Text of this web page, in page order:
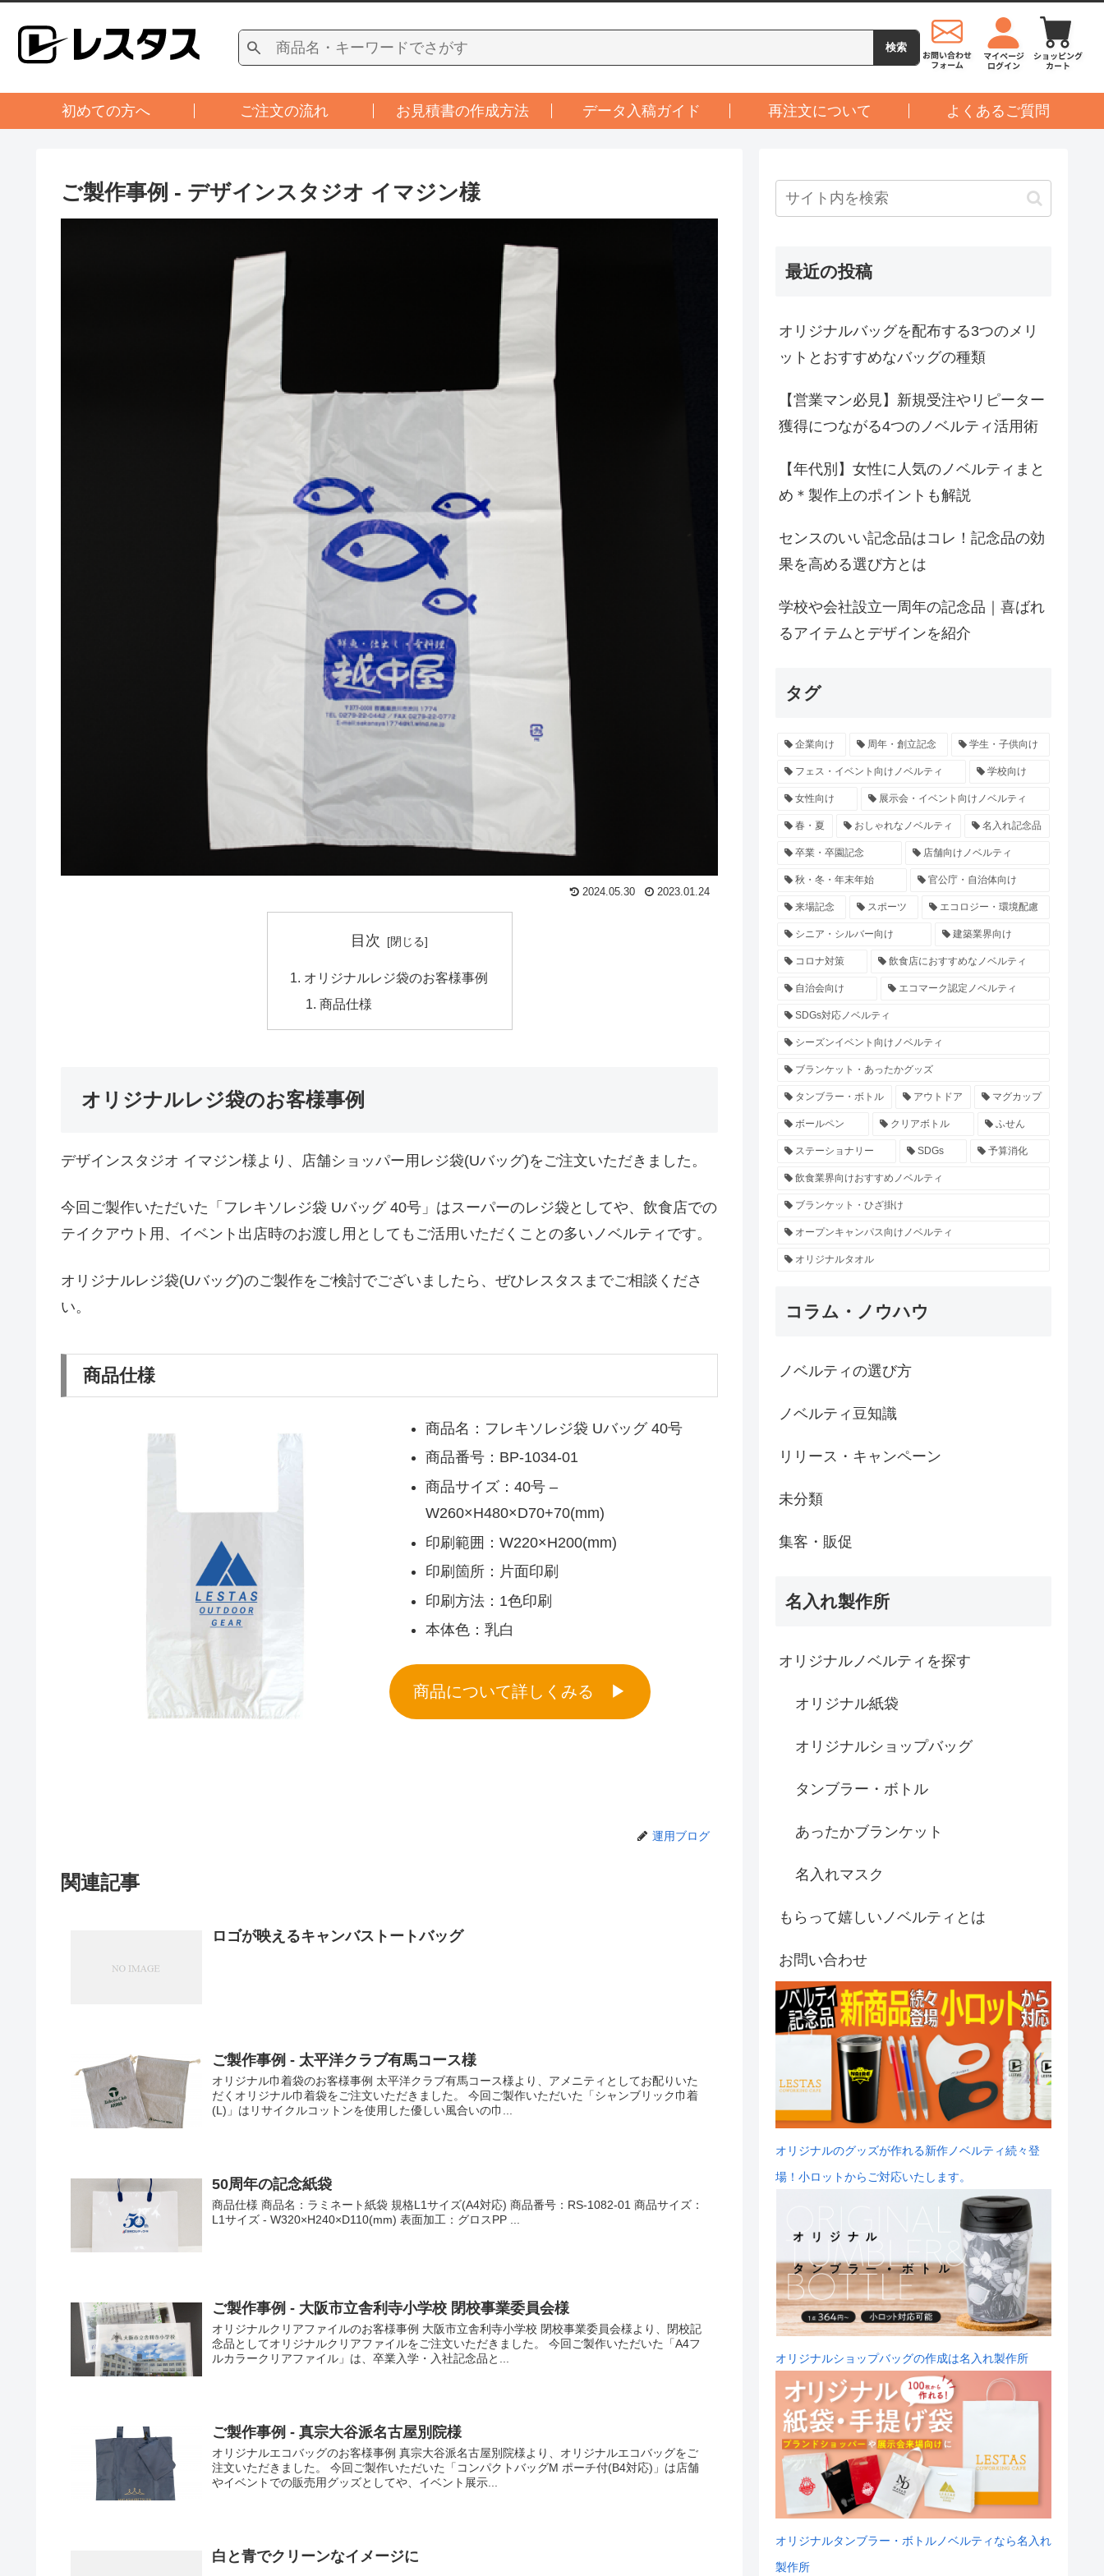
初めての方へ ご注文の流れ お見積書の作成方法 データ入稿ガイド 再注文について よくあるご質問
ご製作事例 - デザインスタジオ イマジン様
2024.05.30 2023.01.24
目次
オリジナルレジ袋のお客様事例
商品仕様
オリジナルレジ袋のお客様事例
デザインスタジオ イマジン様より、店舗ショッパー用レジ袋(Uバッグ)をご注文いただきました。
今回ご製作いただいた「フレキソレジ袋 Uバッグ 40号」はスーパーのレジ袋としてや、飲食店での
テイクアウト用、イベント出店時のお渡し用としてもご活用いただくことの多いノベルティです。
オリジナルレジ袋(Uバッグ)のご製作をご検討でございましたら、ぜひレスタスまでご相談くださ
い。
商品仕様
商品名：フレキソレジ袋 Uバッグ 40号
商品番号：BP-1034-01
商品サイズ：40号 –
W260×H480×D70+70(mm)
印刷範囲：W220×H200(mm)
印刷箇所：片面印刷
印刷方法：1色印刷
本体色：乳白
商品について詳しくみる ▶︎
運用ブログ
関連記事
ロゴが映えるキャンバストートバッグ
ご製作事例 - 太平洋クラブ有馬コース様
オリジナル巾着袋のお客様事例 太平洋クラブ有馬コース様より、アメニティとしてお配りいた
だくオリジナル巾着袋をご注文いただきました。 今回ご製作いただいた「シャンブリック巾着
(L)」はリサイクルコットンを使用した優しい風合いの巾...
50周年の記念紙袋
商品仕様 商品名：ラミネート紙袋 規格L1サイズ(A4対応) 商品番号：RS-1082-01 商品サイズ：
L1サイズ - W320×H240×D110(mm) 表面加工：グロスPP ...
ご製作事例 - 大阪市立舎利寺小学校 閉校事業委員会様
オリジナルクリアファイルのお客様事例 大阪市立舎利寺小学校 閉校事業委員会様より、閉校記
念品としてオリジナルクリアファイルをご注文いただきました。 今回ご製作いただいた「A4フ
ルカラークリアファイル」は、卒業入学・入社記念品と...
ご製作事例 - 真宗大谷派名古屋別院様
オリジナルエコバッグのお客様事例 真宗大谷派名古屋別院様より、オリジナルエコバッグをご
注文いただきました。 今回ご製作いただいた「コンパクトバッグM ポーチ付(B4対応)」は店舗
やイベントでの販売用グッズとしてや、イベント展示...
白と青でクリーンなイメージに
最近の投稿
オリジナルバッグを配布する3つのメリ
ットとおすすめなバッグの種類
【営業マン必見】新規受注やリピーター
獲得につながる4つのノベルティ活用術
【年代別】女性に人気のノベルティまと
め＊製作上のポイントも解説
センスのいい記念品はコレ！記念品の効
果を高める選び方とは
学校や会社設立一周年の記念品｜喜ばれ
るアイテムとデザインを紹介
タグ
企業向け 周年・創立記念 学生・子供向け
フェス・イベント向けノベルティ 学校向け
女性向け 展示会・イベント向けノベルティ
春・夏 おしゃれなノベルティ 名入れ記念品
卒業・卒園記念 店舗向けノベルティ
秋・冬・年末年始 官公庁・自治体向け
来場記念 スポーツ エコロジー・環境配慮
シニア・シルバー向け 建築業界向け
コロナ対策 飲食店におすすめなノベルティ
自治会向け エコマーク認定ノベルティ
SDGs対応ノベルティ
シーズンイベント向けノベルティ
ブランケット・あったかグッズ
タンブラー・ボトル アウトドア マグカップ
ボールペン クリアボトル ふせん
ステーショナリー SDGs 予算消化
飲食業界向けおすすめノベルティ
ブランケット・ひざ掛け
オープンキャンパス向けノベルティ
オリジナルタオル
コラム・ノウハウ
ノベルティの選び方
ノベルティ豆知識
リリース・キャンペーン
未分類
集客・販促
名入れ製作所
オリジナルノベルティを探す
オリジナル紙袋
オリジナルショップバッグ
タンブラー・ボトル
あったかブランケット
名入れマスク
もらって嬉しいノベルティとは
お問い合わせ
オリジナルのグッズが作れる新作ノベルティ続々登
場！小ロットからご対応いたします。
オリジナルショップバッグの作成は名入れ製作所
オリジナルタンブラー・ボトルノベルティなら名入れ
製作所